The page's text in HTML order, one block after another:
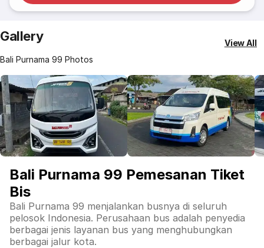
Gallery
Bali Purnama 99 Photos
View All
Bali Purnama 99 Pemesanan Tiket
Bis
Bali Purnama 99 menjalankan busnya di seluruh
pelosok Indonesia. Perusahaan bus adalah penyedia
berbagai jenis layanan bus yang menghubungkan
berbagai jalur kota.